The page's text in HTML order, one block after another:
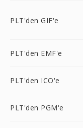
PLT'den GIF'e
PLT'den EMF'e
PLT'den ICO'e
PLT'den PGM'e